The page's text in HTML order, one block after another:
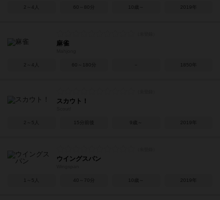
2～4人 60～80分 10歳～ 2019年
麻雀
2～4人 60～180分 1850年
スカウト！
2～5人 15分前後 9歳～ 2019年
ウイングスパン
1～5人 40～70分 10歳～ 2019年